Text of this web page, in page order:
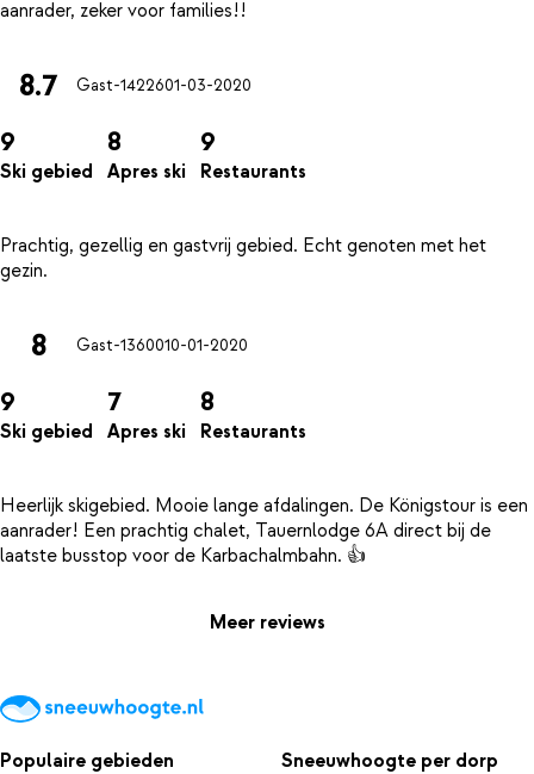
8.7 Gast-1422601-03-2020
9
Ski gebied
8
Apres ski
9
Restaurants
Prachtig, gezellig en gastvrij gebied. Echt genoten met het
8 Gast-1360010-01-2020
9
Ski gebied
7
Apres ski
8
Restaurants
Heerlijk skigebied. Mooie lange afdalingen. De Königstour is een
aanrader! Een prachtig chalet, Tauernlodge 6A direct bij de
Meer reviews
Populaire gebieden Sneeuwhoogte per dorp